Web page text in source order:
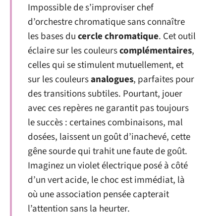
Impossible de s’improviser chef
d’orchestre chromatique sans connaître
les bases ducercle chromatique. Cet outil
éclaire sur les couleurscomplémentaires,
celles qui se stimulent mutuellement, et
sur les couleursanalogues, parfaites pour
des transitions subtiles. Pourtant, jouer
avec ces repères ne garantit pas toujours
le succès : certaines combinaisons, mal
dosées, laissent un goût d’inachevé, cette
gêne sourde qui trahit une faute de goût.
Imaginez un violet électrique posé à côté
d’un vert acide, le choc est immédiat, là
où une association pensée capterait
l’attention sans la heurter.